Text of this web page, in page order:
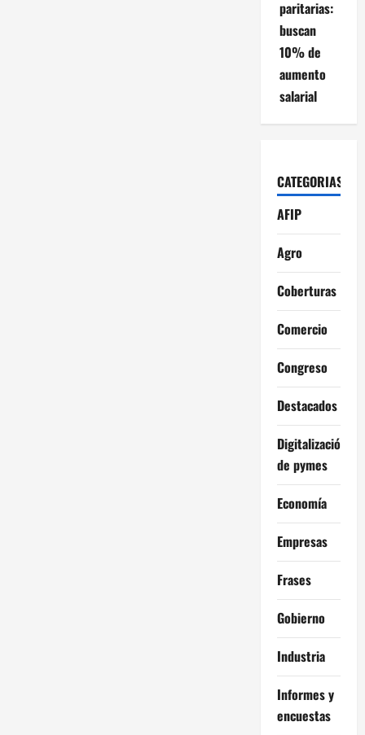
paritarias:
buscan
10% de
aumento
salarial
CATEGORIAS
AFIP
Agro
Coberturas
Comercio
Congreso
Destacados
Digitalización
de pymes
Economía
Empresas
Frases
Gobierno
Industria
Informes y
encuestas